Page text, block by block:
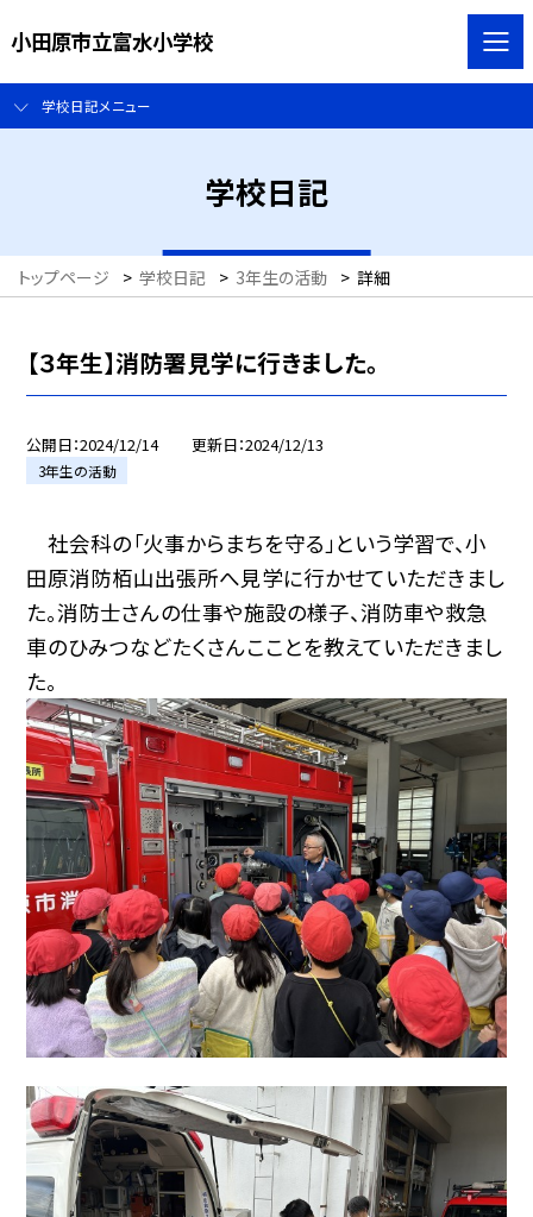
小田原市立富水小学校
学校日記メニュー
学校日記
トップページ > 学校日記 > 3年生の活動 > 詳細
【３年生】消防署見学に行きました。
公開日 2024/12/14 更新日 2024/12/13
3年生の活動
社会科の「火事からまちを守る」という学習で、小
田原消防栢山出張所へ見学に行かせていただきまし
た。消防士さんの仕事や施設の様子、消防車や救急
車のひみつなどたくさんこことを教えていただきまし
た。